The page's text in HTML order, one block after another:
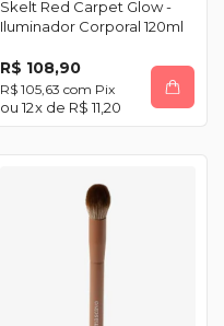
Skelt Red Carpet Glow -
Iluminador Corporal 120ml
R$ 108,90
R$ 105,63 com Pix
12x de R$ 11,20